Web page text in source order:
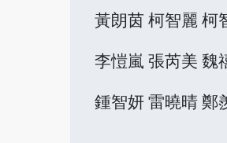
黃朗茵 柯智麗 柯
李愷嵐 張芮美 魏
鍾智妍 雷曉晴 鄭